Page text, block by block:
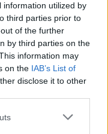
information utilized by
third parties prior to
of the further
by third parties on the
information may
on the IAB’s List of
disclose it to other